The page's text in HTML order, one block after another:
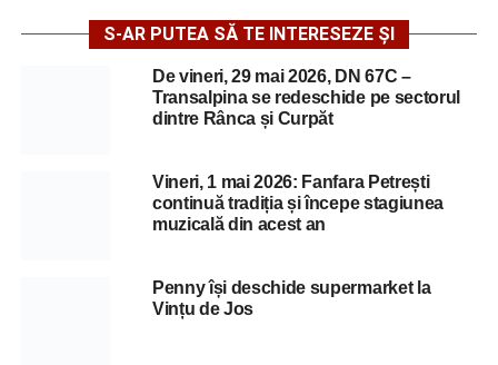
S-AR PUTEA SĂ TE INTERESEZE ȘI
De vineri, 29 mai 2026, DN 67C –
Transalpina se redeschide pe sectorul
dintre Rânca și Curpăt
Vineri, 1 mai 2026: Fanfara Petrești
continuă tradiția și începe stagiunea
muzicală din acest an
Penny își deschide supermarket la
Vințu de Jos